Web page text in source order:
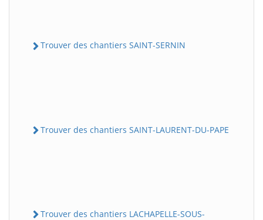
Trouver des chantiers SAINT-SERNIN
Trouver des chantiers SAINT-LAURENT-DU-PAPE
Trouver des chantiers LACHAPELLE-SOUS-